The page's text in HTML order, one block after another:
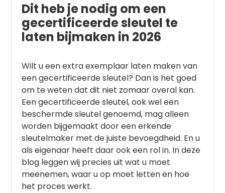
Dit heb je nodig om een
gecertificeerde sleutel te
laten bijmaken in 2026
Wilt u een extra exemplaar laten maken van
een gecertificeerde sleutel? Dan is het goed
om te weten dat dit niet zomaar overal kan.
Een gecertificeerde sleutel, ook wel een
beschermde sleutel genoemd, mag alleen
worden bijgemaakt door een erkende
sleutelmaker met de juiste bevoegdheid. En u
als eigenaar heeft daar ook een rol in. In deze
blog leggen wij precies uit wat u moet
meenemen, waar u op moet letten en hoe
het proces werkt.